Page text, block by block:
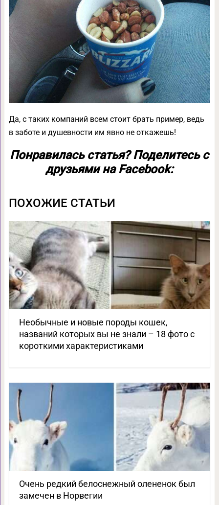
Да, с таких компаний всем стоит брать пример, ведь
в заботе и душевности им явно не откажешь!
Понравилась статья? Поделитесь с
друзьями на Facebook:
ПОХОЖИЕ СТАТЬИ
Необычные и новые породы кошек,
названий которых вы не знали – 18 фото с
короткими характеристиками
Очень редкий белоснежный олененок был
замечен в Норвегии